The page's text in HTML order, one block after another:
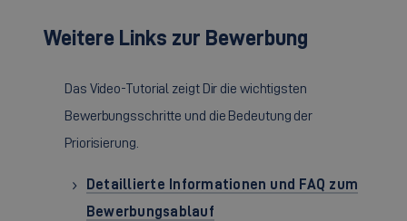
Weitere Links zur Bewerbung
Das Video-Tutorial zeigt Dir die wichtigsten
Bewerbungsschritte und die Bedeutung der
Priorisierung.
Detaillierte Informationen und FAQ zum
Bewerbungsablauf